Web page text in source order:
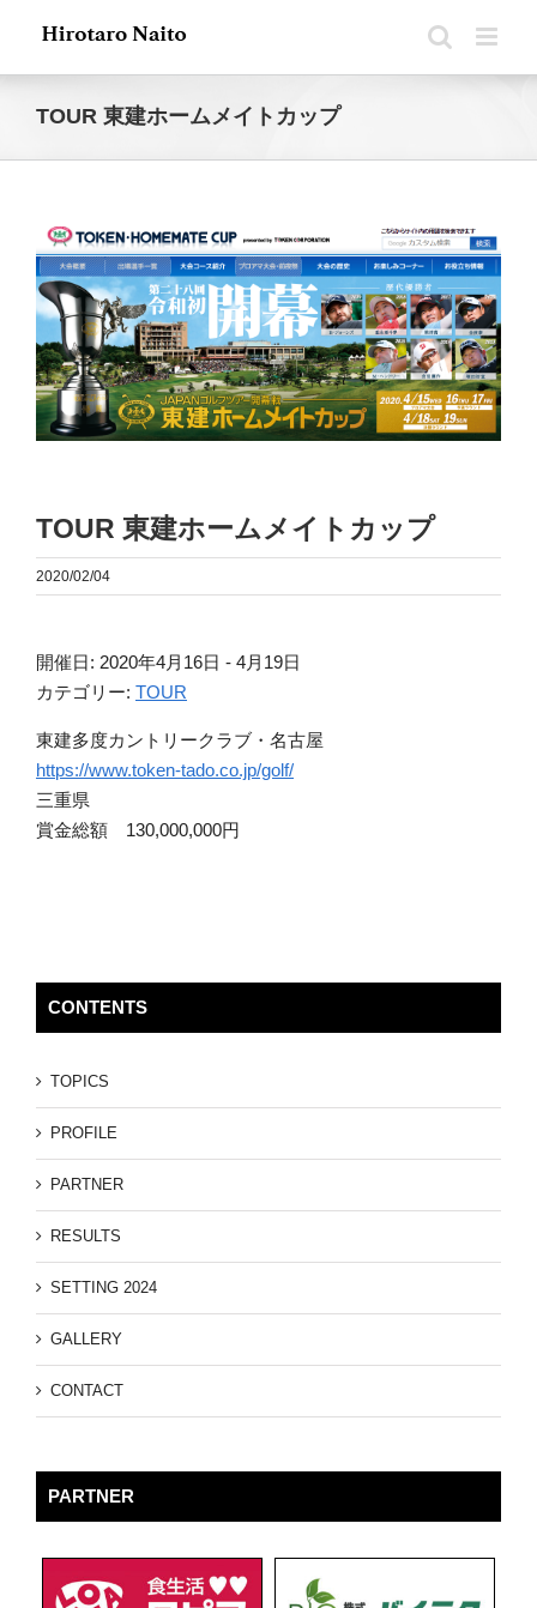
TOUR 東建ホームメイトカップ
View
Larger
Image
TOUR 東建ホームメイトカップ
2020/02/04
開催日: 2020年4月16日 - 4月19日
カテゴリー: TOUR
東建多度カントリークラブ・名古屋
https://www.token-tado.co.jp/golf/
三重県
賞金総額 130,000,000円
CONTENTS
TOPICS
PROFILE
PARTNER
RESULTS
SETTING 2024
GALLERY
CONTACT
PARTNER